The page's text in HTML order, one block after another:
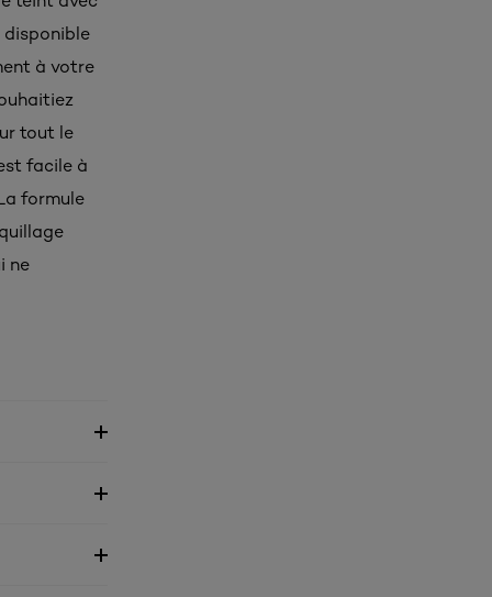
disponible
à votre
tout le
facile à
formule
ne